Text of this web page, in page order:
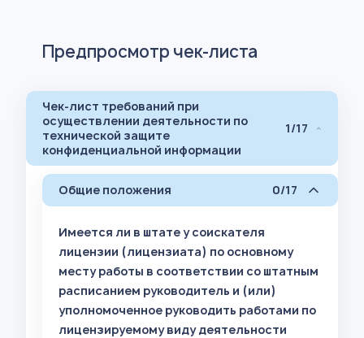
Предпросмотр чек-листа
Чек-лист требований при
осуществлении деятельности по
технической защите
конфиденциальной информации
1/17
Общие положения 0/17
Имеется ли в штате у соискателя
лицензии (лицензиата) по основному
месту работы в соответствии со штатным
расписанием руководитель и (или)
уполномоченное руководить работами по
лицензируемому виду деятельности